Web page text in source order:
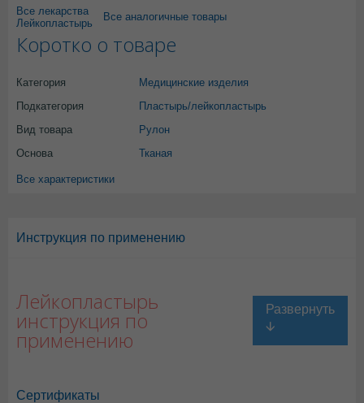
Все лекарства
Лейкопластырь
Все аналогичные товары
Коротко о товаре
Категория
Медицинские изделия
Подкатегория
Пластырь/лейкопластырь
Вид товара
Рулон
Основа
Тканая
Все характеристики
Инструкция по применению
Лейкопластырь
инструкция по
применению
Сертификаты